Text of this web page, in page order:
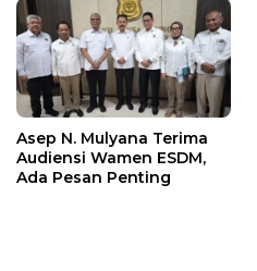
Asep N. Mulyana Terima
Audiensi Wamen ESDM,
Ada Pesan Penting